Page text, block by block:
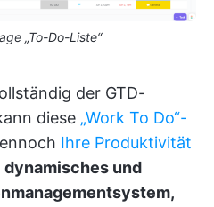
„To-Do-Liste“
der GTD-
diese „Work To Do“-
Ihre Produktivität
dynamisches und